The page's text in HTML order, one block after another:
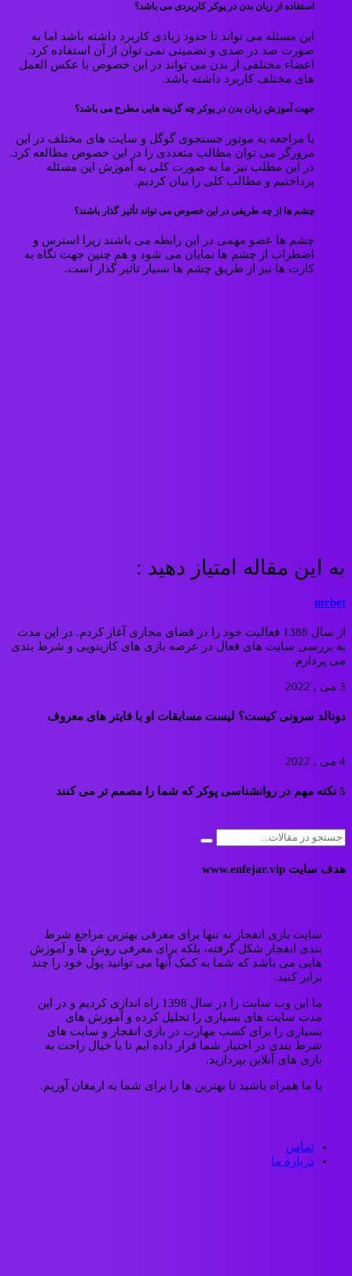
استفاده از زبان بدن در پوکر کاربردی می باشد؟
این مسئله می تواند تا حدود زیادی کاربرد داشته باشد اما به
صورت صد در صدی و تضمینی نمی توان از آن استفاده کرد.
اعضاء مختلفی از بدن می تواند در این خصوص با عکس العمل
های مختلف کاربرد داشته باشد.
جهت آموزش زبان بدن در پوکر چه گزینه هایی مطرح می باشد؟
با مراجعه به موتور جستجوی گوگل و سایت های مختلف در این
مرورگر می توان مطالب متعددی را در این خصوص مطالعه کرد.
در این مطلب نیز ما به صورت کلی به آموزش این مسئله
پرداختیم و مطالب کلی را بیان کردیم.
چشم ها از چه طریقی در این خصوص می تواند تأثیر گذار باشند؟
چشم ها عضو مهمی در این رابطه می باشند زیرا استرس و
اضطراب از چشم ها نمایان می شود و هم چنین جهت نگاه به
کارت ها نیز از طریق چشم ها بسیار تاثیر گذار است.
به این مقاله امتیاز دهید :
mrbet
از سال 1388 فعالیت خود را در فضای مجازی آغاز کردم. در این مدت
به بررسی سایت های فعال در عرصه بازی های کازینویی و شرط بندی
می پردازم.
3 می , 2022
دونالد سرونی کیست؟ لیست مسابقات او با فایتر های معروف
4 می , 2022
5 نکته مهم در روانشناسی پوکر که شما را مصمم تر می کنند
هدف سایت www.enfejar.vip
سایت بازی انفجار نه تنها برای معرفی بهترین مراجع شرط
بندی انفجار شکل گرفته، بلکه برای معرفی روش ها و آموزش
هایی می باشد که شما به کمک آنها می توانید پول خود را چند
برابر کنید.
ما این وب سایت را در سال 1398 راه اندازی کردیم و در این
مدت سایت های بسیاری را تحلیل کرده و آموزش های
بسیاری را برای کسب مهارت در بازی انفجار و سایت های
شرط بندی در اختیار شما قرار داده ایم تا با خیال راحت به
بازی های آنلاین بپردازید.
با ما همراه باشید تا بهترین ها را برای شما به ارمغان آوریم.
تماس
درباره ما